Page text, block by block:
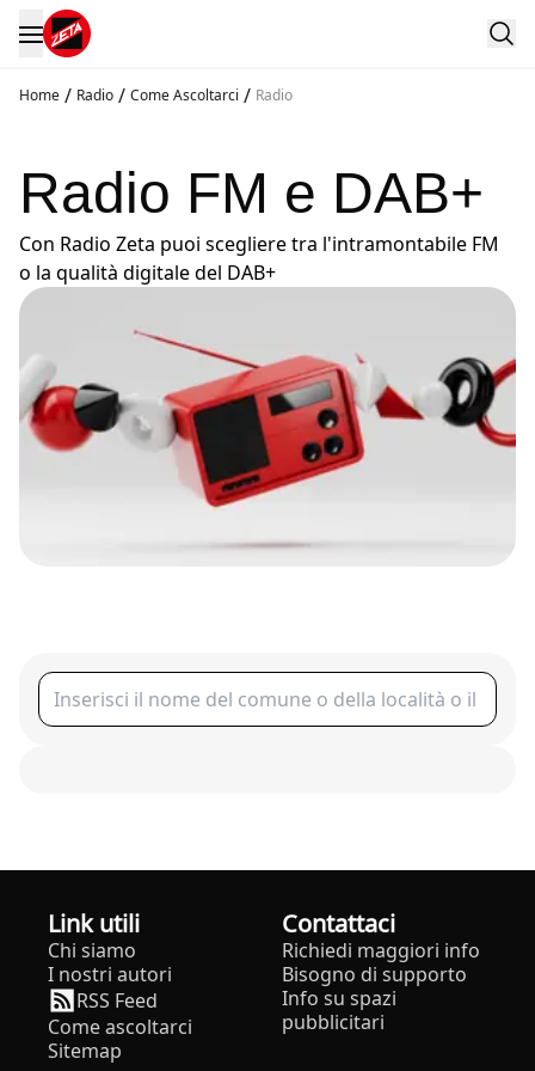
Home / Radio / Come Ascoltarci / Radio
Radio FM e DAB+
Con Radio Zeta puoi scegliere tra l'intramontabile FM
o la qualità digitale del DAB+
Link utili
Chi siamo
I nostri autori
RSS Feed
Come ascoltarci
Sitemap
Contattaci
Richiedi maggiori info
Bisogno di supporto
Info su spazi
pubblicitari